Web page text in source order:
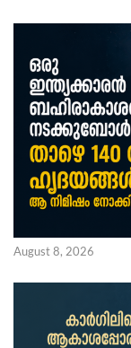
August 8, 2026